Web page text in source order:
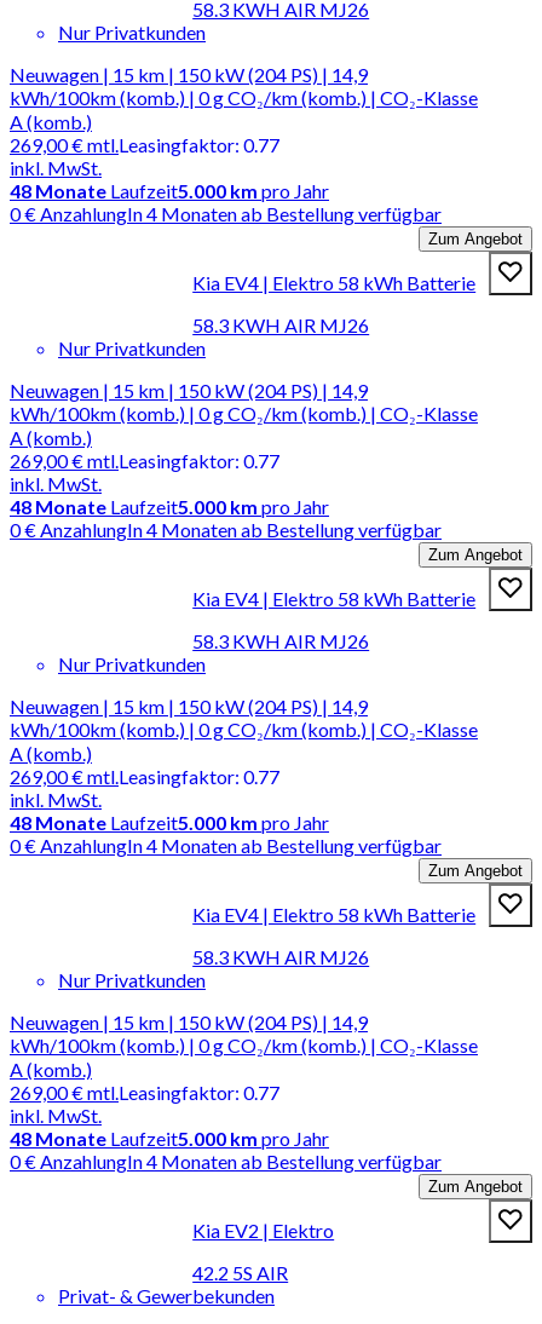
58.3 KWH AIR MJ26
Nur Privatkunden
Neuwagen | 15 km | 150 kW (204 PS) | 14,9
kWh/100km (komb.) | 0 g CO₂/km (komb.) | CO₂-Klasse
A (komb.)
269,00 €mtl.
inkl. MwSt.
Leasingfaktor: 0.77
48 Monate Laufzeit5.000 km pro Jahr
0 € AnzahlungIn 4 Monaten ab Bestellung verfügbar
Zum Angebot
Kia EV4 | Elektro 58 kWh Batterie
58.3 KWH AIR MJ26
Nur Privatkunden
Neuwagen | 15 km | 150 kW (204 PS) | 14,9
kWh/100km (komb.) | 0 g CO₂/km (komb.) | CO₂-Klasse
A (komb.)
269,00 €mtl.
inkl. MwSt.
Leasingfaktor: 0.77
48 Monate Laufzeit5.000 km pro Jahr
0 € AnzahlungIn 4 Monaten ab Bestellung verfügbar
Zum Angebot
Kia EV4 | Elektro 58 kWh Batterie
58.3 KWH AIR MJ26
Nur Privatkunden
Neuwagen | 15 km | 150 kW (204 PS) | 14,9
kWh/100km (komb.) | 0 g CO₂/km (komb.) | CO₂-Klasse
A (komb.)
269,00 €mtl.
inkl. MwSt.
Leasingfaktor: 0.77
48 Monate Laufzeit5.000 km pro Jahr
0 € AnzahlungIn 4 Monaten ab Bestellung verfügbar
Zum Angebot
Kia EV4 | Elektro 58 kWh Batterie
58.3 KWH AIR MJ26
Nur Privatkunden
Neuwagen | 15 km | 150 kW (204 PS) | 14,9
kWh/100km (komb.) | 0 g CO₂/km (komb.) | CO₂-Klasse
A (komb.)
269,00 €mtl.
inkl. MwSt.
Leasingfaktor: 0.77
48 Monate Laufzeit5.000 km pro Jahr
0 € AnzahlungIn 4 Monaten ab Bestellung verfügbar
Zum Angebot
Kia EV2 | Elektro
42.2 5S AIR
Privat- & Gewerbekunden